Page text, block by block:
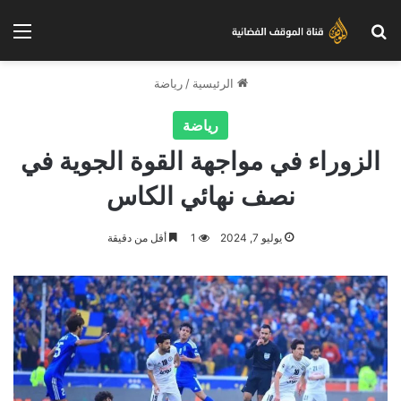
بحث عن
الرئيسية / رياضة
رياضة
الزوراء في مواجهة القوة الجوية في
نصف نهائي الكاس
يوليو 7, 2024 1 أقل من دقيقة